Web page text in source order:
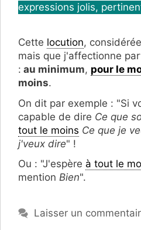
expressions jolis,
Cette locution,
mais que j'affectionne
: au minimum, pour le
moins.
On dit par exemple : "Si
capable de dire Ce que
tout le moins Ce que je
j'veux dire" !
Ou : "J'espère à tout le
mention Bien".
Laisser un